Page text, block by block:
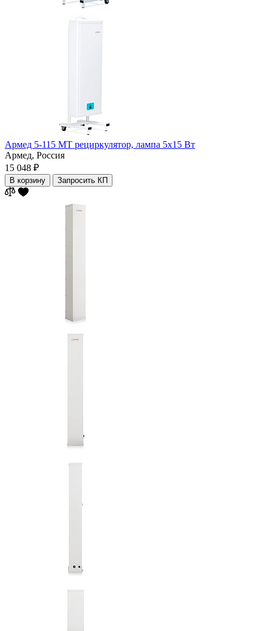
Армед 5-115 МТ рециркулятор, лампа 5х15 Вт
Армед, Россия
15 048 ₽
В корзину Запросить КП